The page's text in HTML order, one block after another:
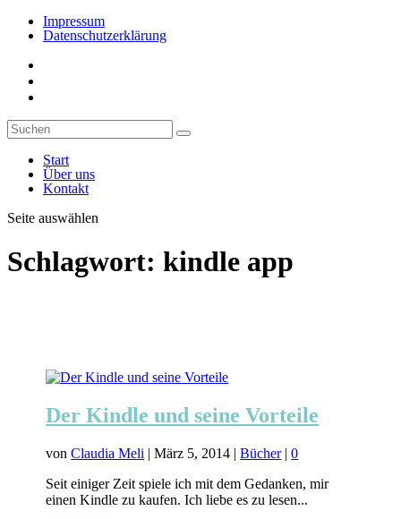
Impressum
Datenschutzerklärung
Start
Über uns
Kontakt
Seite auswählen
Schlagwort: kindle app
Der Kindle und seine Vorteile
vonClaudia Meli |März 5, 2014 |Bücher|0
Seit einiger Zeit spiele ich mit dem Gedanken, mir
einen Kindle zu kaufen. Ich liebe es zu lesen...